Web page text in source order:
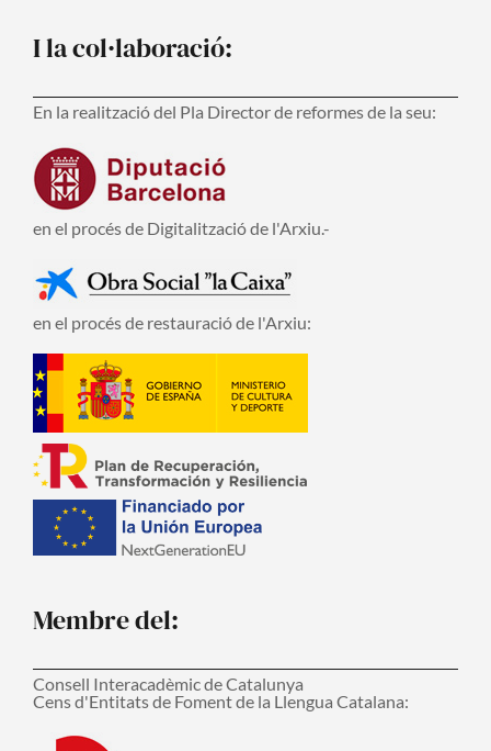
I la col·laboració:
En la realització del Pla Director de reformes de la seu:
en el procés de Digitalització de l'Arxiu.-
en el procés de restauració de l'Arxiu:
Membre del:
Consell Interacadèmic de Catalunya
Cens d'Entitats de Foment de la Llengua Catalana: